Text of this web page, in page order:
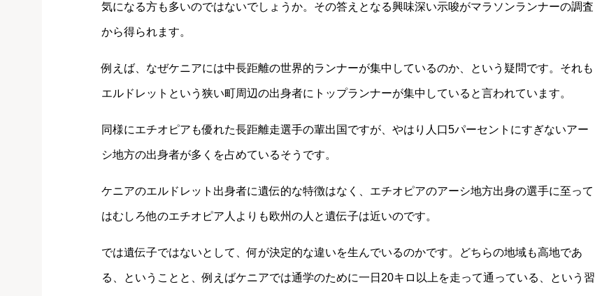
気になる方も多いのではないでしょうか。その答えとなる興味深い示唆がマラソンランナーの調査
から得られます。
例えば、なぜケニアには中長距離の世界的ランナーが集中しているのか、という疑問です。それも
エルドレットという狭い町周辺の出身者にトップランナーが集中していると言われています。
同様にエチオピアも優れた長距離走選手の輩出国ですが、やはり人口5パーセントにすぎないアー
シ地方の出身者が多くを占めているそうです。
ケニアのエルドレット出身者に遺伝的な特徴はなく、エチオピアのアーシ地方出身の選手に至って
はむしろ他のエチオピア人よりも欧州の人と遺伝子は近いのです。
では遺伝子ではないとして、何が決定的な違いを生んでいるのかです。どちらの地域も高地であ
る、ということと、例えばケニアでは通学のために一日20キロ以上を走って通っている、という習